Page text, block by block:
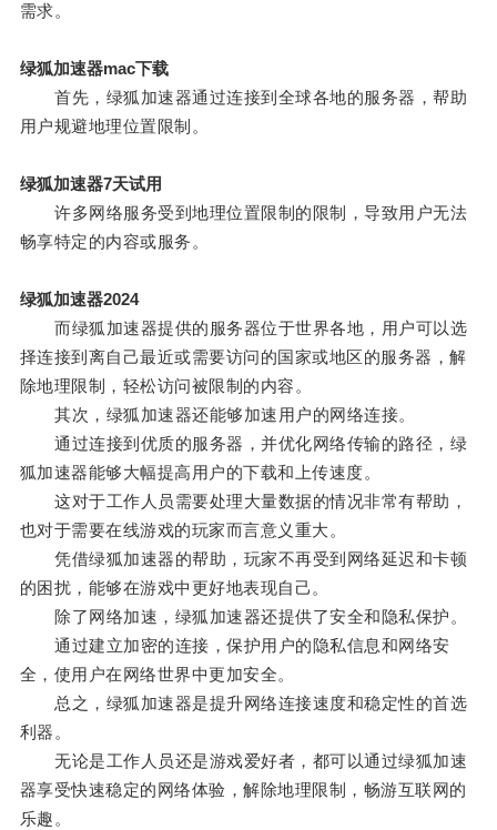
需求。
绿狐加速器mac下载
首先，绿狐加速器通过连接到全球各地的服务器，帮助
用户规避地理位置限制。
绿狐加速器7天试用
许多网络服务受到地理位置限制的限制，导致用户无法
畅享特定的内容或服务。
绿狐加速器2024
而绿狐加速器提供的服务器位于世界各地，用户可以选
择连接到离自己最近或需要访问的国家或地区的服务器，解
除地理限制，轻松访问被限制的内容。
其次，绿狐加速器还能够加速用户的网络连接。
通过连接到优质的服务器，并优化网络传输的路径，绿
狐加速器能够大幅提高用户的下载和上传速度。
这对于工作人员需要处理大量数据的情况非常有帮助，
也对于需要在线游戏的玩家而言意义重大。
凭借绿狐加速器的帮助，玩家不再受到网络延迟和卡顿
的困扰，能够在游戏中更好地表现自己。
除了网络加速，绿狐加速器还提供了安全和隐私保护。
通过建立加密的连接，保护用户的隐私信息和网络安
全，使用户在网络世界中更加安全。
总之，绿狐加速器是提升网络连接速度和稳定性的首选
利器。
无论是工作人员还是游戏爱好者，都可以通过绿狐加速
器享受快速稳定的网络体验，解除地理限制，畅游互联网的
乐趣。